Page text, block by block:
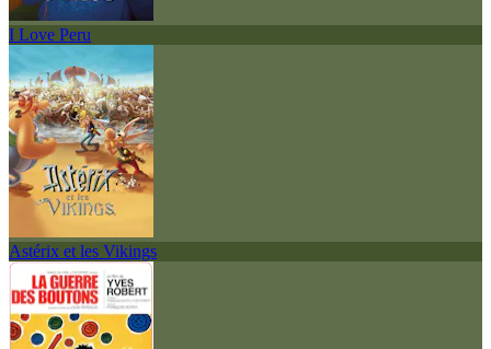
I Love Peru
Astérix et les Vikings